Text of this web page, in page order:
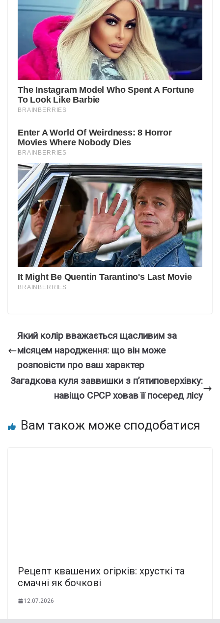
Який колір вважається щасливим за
місяцем народження: що він може
розповісти про ваш характер
Загадкова куля заввишки з пʼятиповерхівку:
навіщо СРСР ховав її посеред лісу
Вам також може сподобатися
Рецепт квашених огірків: хрусткі та
смачні як бочкові
12.07.2026